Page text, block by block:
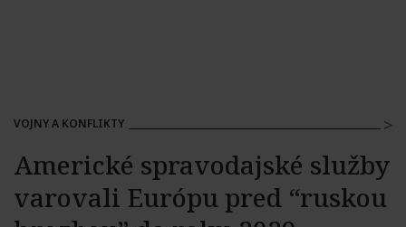
VOJNY A KONFLIKTY
Americké spravodajské služby
varovali Európu pred “ruskou